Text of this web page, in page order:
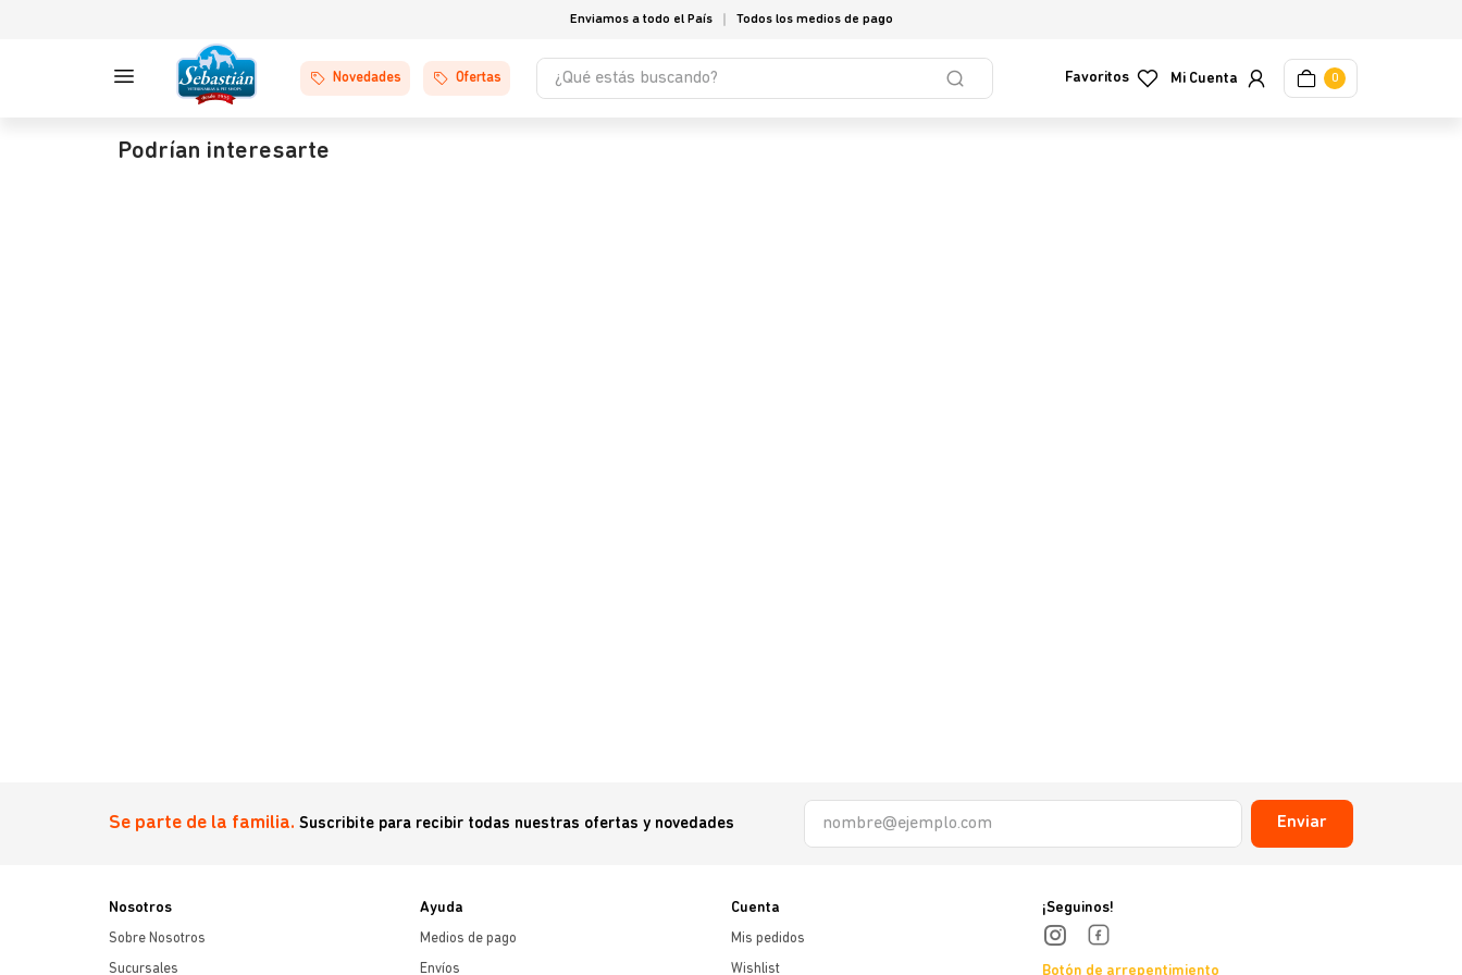
Enviamos a todo el País Todos los medios de pago
Novedades Ofertas
¿Qué estás buscando?
Favoritos 0
Podrían interesarte
Se parte de la familia. Suscribite para recibir todas nuestras ofertas y novedades Enviar
Nosotros
Sobre Nosotros
Sucursales
Ayuda
Medios de pago
Envíos
Cuenta
Mis pedidos
Wishlist
¡Seguinos!
Botón de arrepentimiento